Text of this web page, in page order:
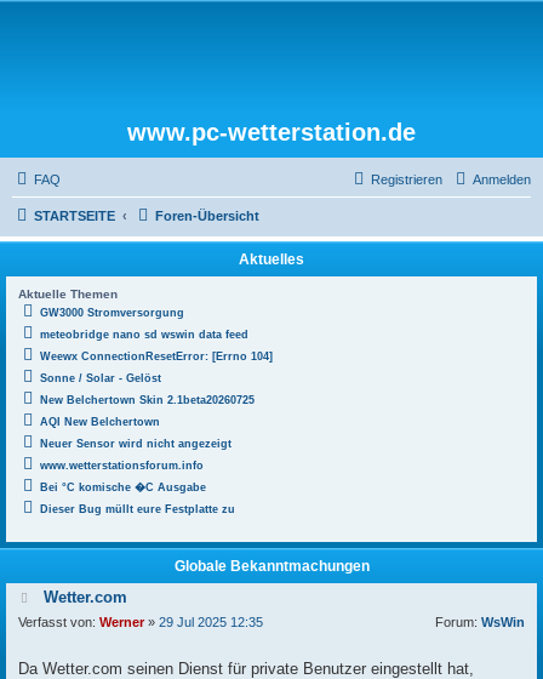
www.pc-wetterstation.de
FAQ Anmelden
Registrieren
STARTSEITE Foren-Übersicht
Aktuelles
Aktuelle Themen
GW3000 Stromversorgung
meteobridge nano sd wswin data feed
Weewx ConnectionResetError: [Errno 104]
Sonne / Solar - Gelöst
New Belchertown Skin 2.1beta20260725
AQI New Belchertown
Neuer Sensor wird nicht angezeigt
www.wetterstationsforum.info
Bei °C komische �C Ausgabe
Dieser Bug müllt eure Festplatte zu
Globale Bekanntmachungen
Wetter.com
Verfasst von: Werner» 29 Jul 2025 12:35 Forum: WsWin
Da Wetter.com seinen Dienst für private Benutzer eingestellt hat,